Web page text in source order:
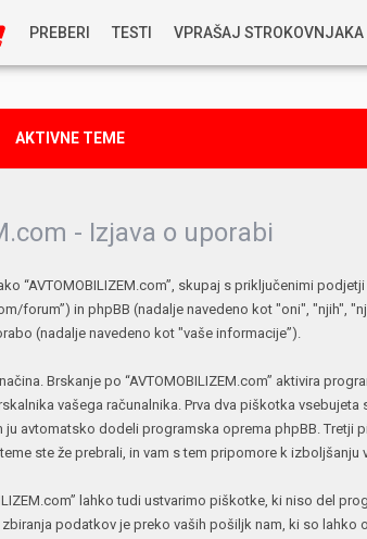
PREBERI
PREDSTAVITVE
NAGRADNA IGRA
TESTI VPRAŠAJ STROKOVNJAKA
KOSTJA PRIHODA
TOMAŽ DEMŠAR
MAZIVA IN OLJA
ALEŠ ARNŠEK
ALEKS HUMAR IN FLORJAN RUS
PNEVMATIKE
TIHOMIR KACJAN
JERNEJ BOLKA
AKTIVNE TEME
- Izjava o uporabi
“AVTOMOBILIZEM.com”, skupaj s priključenimi
forum”) in phpBB (nadalje navedeno kot "oni", "njih",
(nadalje navedeno kot "vaše informacije”).
Brskanje po “AVTOMOBILIZEM.com” aktivira
vašega računalnika. Prva dva piškotka
avtomatsko dodeli programska oprema phpBB. Tretji
ste že prebrali, in vam s tem pripomore k
lahko tudi ustvarimo piškotke, ki niso del
podatkov je preko vaših pošiljk nam, ki so